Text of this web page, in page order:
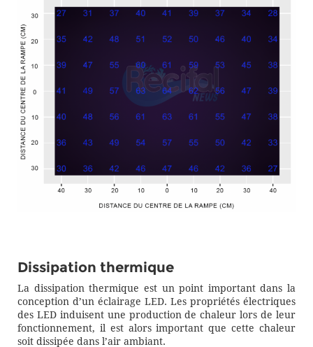
Dissipation thermique
La dissipation thermique est un point important dans la
conception d’un éclairage LED. Les propriétés électriques
des LED induisent une production de chaleur lors de leur
fonctionnement, il est alors important que cette chaleur
soit dissipée dans l’air ambiant.